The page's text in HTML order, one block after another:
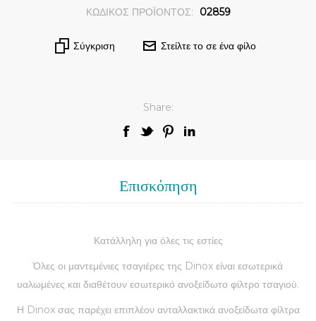
ΚΩΔΙΚΟΣ ΠΡΟΪΟΝΤΟΣ:
02859
Σύγκριση Στείλτε το σε ένα φίλο
Share:
Επισκόπηση
Κατάλληλη για όλες τις εστίες
Όλες οι μαντεμένιες τσαγιέρες της Dinox είναι εσωτερικά
υαλωμένες και διαθέτουν εσωτερικό ανοξείδωτο φίλτρο τσαγιού.
Η Dinox σας παρέχει επιπλέον ανταλλακτικά ανοξείδωτα φίλτρα